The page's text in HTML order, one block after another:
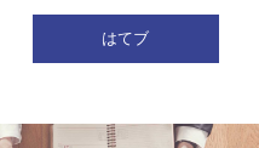
はてブ